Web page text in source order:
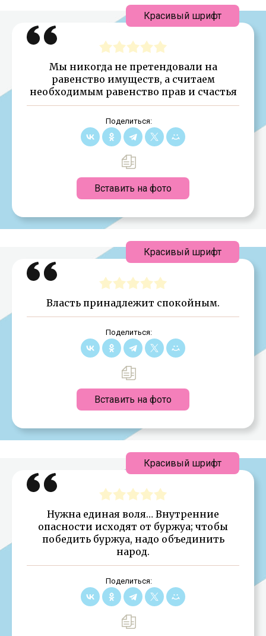
Мы никогда не претендовали на
равенство имуществ, а считаем
необходимым равенство прав и счастья
Поделиться:
Вставить на фото
Красивый шрифт
Власть принадлежит спокойным.
Поделиться:
Вставить на фото
Красивый шрифт
Нужна единая воля… Внутренние
опасности исходят от буржуа; чтобы
победить буржуа, надо объединить
народ.
Поделиться:
Красивый шрифт